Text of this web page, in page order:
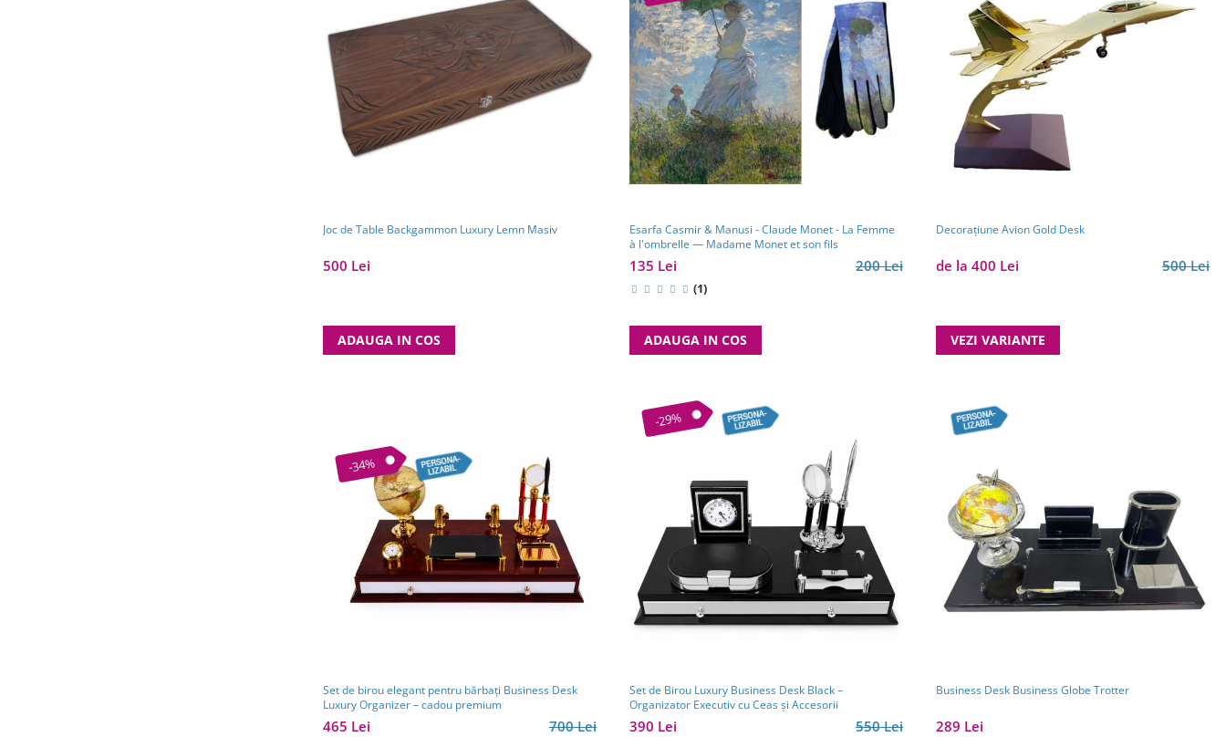
Joc de Table Backgammon Luxury Lemn Masiv
500 Lei
ADAUGA IN COS
Esarfa Casmir & Manusi - Claude Monet - La Femme
à l'ombrelle — Madame Monet et son fils
200 Lei
135 Lei
(1)
ADAUGA IN COS
Decorațiune Avion Gold Desk
500 Lei
de la 400 Lei
VEZI VARIANTE
-34%
Set de birou elegant pentru bărbați Business Desk
Luxury Organizer – cadou premium
700 Lei
465 Lei
-29%
Set de Birou Luxury Business Desk Black –
Organizator Executiv cu Ceas și Accesorii
550 Lei
390 Lei
Business Desk Business Globe Trotter
289 Lei